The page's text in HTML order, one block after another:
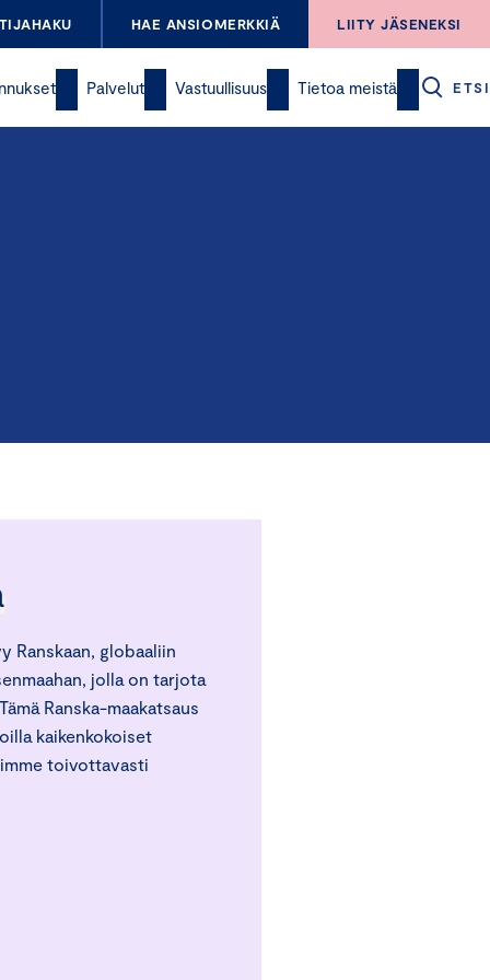
HAE ANSIOMERKKIÄ LIITY JÄSENEKSI
Palvelut Vastuullisuus Tietoa meistä ETSI
Ranskaan, globaaliin
jolla on tarjota
Ranska-maakatsaus
kaikenkokoiset
toivottavasti